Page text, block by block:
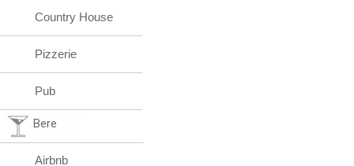
Country House
Pizzerie
Pub
Bere
Airbnb